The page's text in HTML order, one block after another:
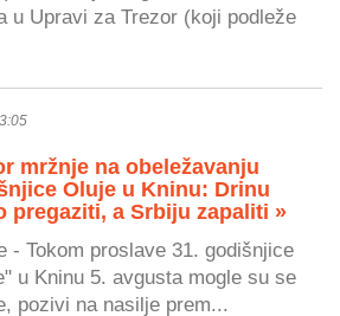
u Upravi za Trezor (koji podleže
mržnje na obeležavanju
Oluje u Kninu: Drinu
pregaziti, a Srbiju zapaliti »
- Tokom proslave 31. godišnjice
u Kninu 5. avgusta mogle su se
pozivi na nasilje prem...